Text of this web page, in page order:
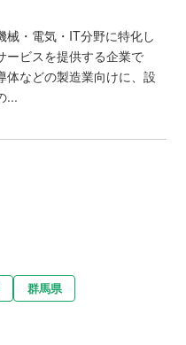
械・電気・IT分野に特化し
ービスを提供する企業で
体などの製造業向けに、設
...
群馬県